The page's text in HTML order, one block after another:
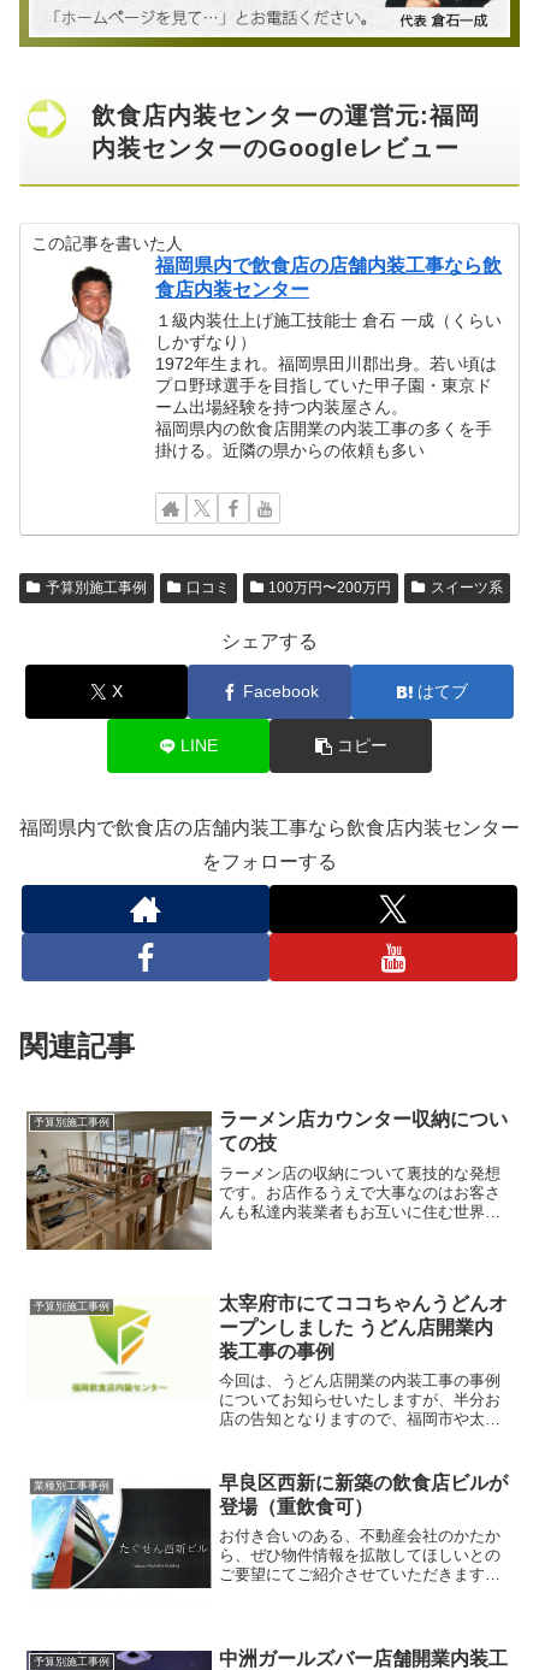
飲食店内装センターの運営元:福岡
内装センターのGoogleレビュー
この記事を書いた人
福岡県内で飲食店の店舗内装工事なら飲
食店内装センター
１級内装仕上げ施工技能士 倉石 一成（くらい
しかずなり）
1972年生まれ。福岡県田川郡出身。若い頃は
プロ野球選手を目指していた甲子園・東京ド
ーム出場経験を持つ内装屋さん。
福岡県内の飲食店開業の内装工事の多くを手
掛ける。近隣の県からの依頼も多い
予算別施工事例 口コミ 100万円〜200万円 スイーツ系
シェアする
X Facebook はてブ
LINE コピー
福岡県内で飲食店の店舗内装工事なら飲食店内装センター
をフォローする
関連記事
予算別施工事例
ラーメン店カウンター収納につい
ての技
ラーメン店の収納について裏技的な発想
です。お店作るうえで大事なのはお客さ
んも私達内装業者もお互いに住む世界の
業の内装工事を担当させて頂...
予算別施工事例
太宰府市にてココちゃんうどんオ
ープンしました うどん店開業内
装工事の事例
今回は、うどん店開業の内装工事の事例
についてお知らせいたしますが、半分お
店の告知となりますので、福岡市や太宰
らぜひご紹介するお店に言ってみてくだ
さい。ココちゃんうどんの...
業種別工事事例
早良区西新に新築の飲食店ビルが
登場（重飲食可）
お付き合いのある、不動産会社のかたか
ら、ぜひ物件情報を拡散してほしいとの
ご要望にてご紹介させていただきます。
分【竣工】・・...
予算別施工事例
中洲ガールズバー店舗開業内装工